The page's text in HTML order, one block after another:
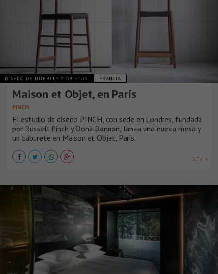
DISEÑO DE MUEBLES Y OBJETOS FRANCIA
Maison et Objet, en París
PINCH
El estudio de diseño PINCH, con sede en Londres, fundada
por Russell Pinch y Oona Bannon, lanza una nueva mesa y
un taburete en Maison et Objet, Paris.
VER +